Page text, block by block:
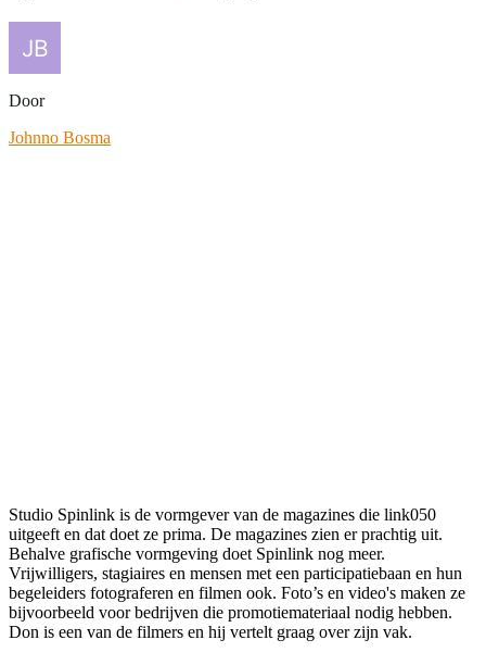
Door
Johnno Bosma
Studio Spinlink is de vormgever van de magazines die link050
uitgeeft en dat doet ze prima. De magazines zien er prachtig uit.
Behalve grafische vormgeving doet Spinlink nog meer.
Vrijwilligers, stagiaires en mensen met een participatiebaan en hun
begeleiders fotograferen en filmen ook. Foto’s en video's maken ze
bijvoorbeeld voor bedrijven die promotiemateriaal nodig hebben.
Don is een van de filmers en hij vertelt graag over zijn vak.